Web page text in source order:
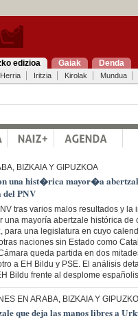
edizioa Gaiak Denda
Iritzia Kirolak Mundua
BIZKAIA Y GIPUZKOA
una hist�rica mayor�a
PNV
tras varios malos resultados y la
una mayoría abertzale histórica de
para una legislatura en cuyo
naciones sin Estado como
queda partida en dos
a EH Bildu y PSE. El análisis
Bildu frente al desplome
EN ARABA, BIZKAIA Y
que deja las manos libres a